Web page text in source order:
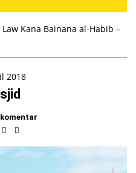
Kana Bainana al-Habib –
2018